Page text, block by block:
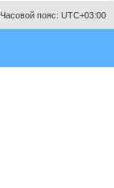
Часовой пояс: UTC+03:00